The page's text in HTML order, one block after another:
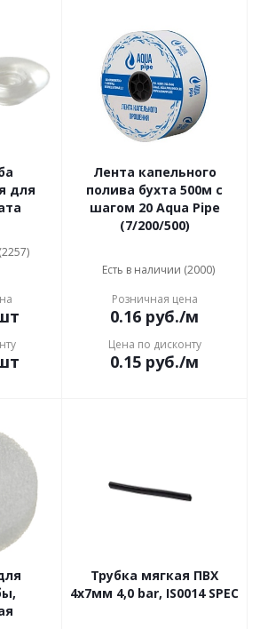
для
Лента капельного
полива бухта 500м с
шагом 20 Aqua Pipe
(7/200/500)
Есть в наличии (2000)
Розничная цена
0.16 руб./м
Цена по дисконту
0.15 руб./м
Трубка мягкая ПВХ
4х7мм 4,0 bar, IS0014 SPEC